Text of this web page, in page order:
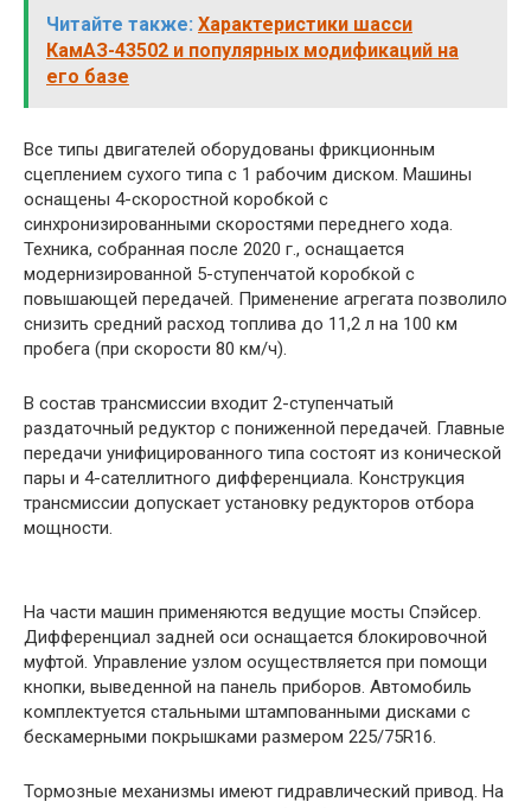
Читайте также: Характеристики шасси
КамАЗ-43502 и популярных модификаций на
его базе
Все типы двигателей оборудованы фрикционным
сцеплением сухого типа с 1 рабочим диском. Машины
оснащены 4-скоростной коробкой с
синхронизированными скоростями переднего хода.
Техника, собранная после 2020 г., оснащается
модернизированной 5-ступенчатой коробкой с
повышающей передачей. Применение агрегата позволило
снизить средний расход топлива до 11,2 л на 100 км
пробега (при скорости 80 км/ч).
В состав трансмиссии входит 2-ступенчатый
раздаточный редуктор с пониженной передачей. Главные
передачи унифицированного типа состоят из конической
пары и 4-сателлитного дифференциала. Конструкция
трансмиссии допускает установку редукторов отбора
мощности.
На части машин применяются ведущие мосты Спэйсер.
Дифференциал задней оси оснащается блокировочной
муфтой. Управление узлом осуществляется при помощи
кнопки, выведенной на панель приборов. Автомобиль
комплектуется стальными штампованными дисками с
бескамерными покрышками размером 225/75R16.
Тормозные механизмы имеют гидравлический привод. На